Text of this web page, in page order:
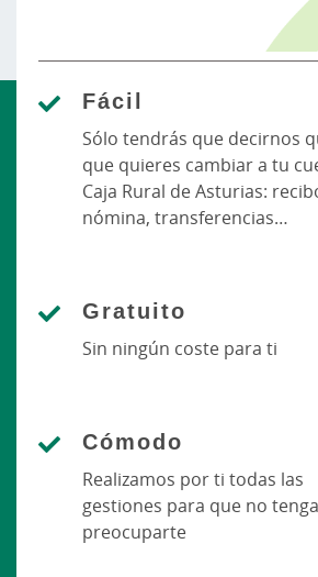
Fácil
Sólo tendrás que decirnos
que quieres cambiar a tu
Caja Rural de Asturias:
nómina, transferencias…
Gratuito
Sin ningún coste para ti
Cómodo
Realizamos por ti todas las
gestiones para que no
preocuparte